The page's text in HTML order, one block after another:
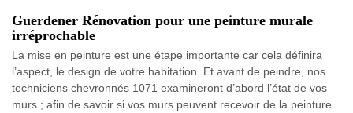
Guerdener Rénovation pour une peinture murale
irréprochable
La mise en peinture est une étape importante car cela définira
l’aspect, le design de votre habitation. Et avant de peindre, nos
techniciens chevronnés 1071 examineront d’abord l’état de vos
murs ; afin de savoir si vos murs peuvent recevoir de la peinture.